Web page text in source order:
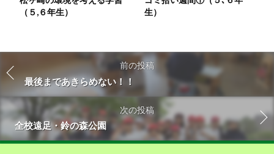
（５,６年生）
生）
前の投稿
最後まであきらめない！！
次の投稿
全校遠足・鈴の森公園